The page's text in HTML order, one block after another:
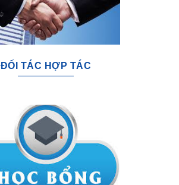
ĐỐI TÁC HỢP TÁC